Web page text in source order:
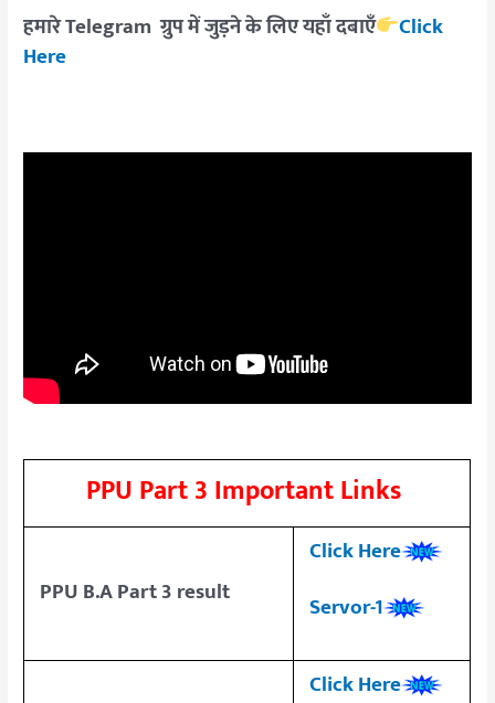
हमारे Telegram ग्रुप में जुड़ने के लिए यहाँ दबाएँ
Click
Here
PPU Part 3 Important Links
PPU B.A Part 3 result
Click Here
Servor-1
Click Here